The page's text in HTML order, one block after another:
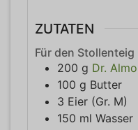
ZUTATEN
Für den Stollenteig
200 g Dr.
100 g Butter
3 Eier (Gr. M)
150 ml Wasser